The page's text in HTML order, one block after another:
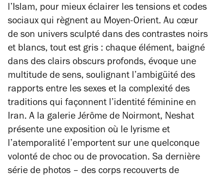
l’Islam, pour mieux éclairer les tensions et codes
sociaux qui règnent au Moyen-Orient. Au cœur
de son univers sculpté dans des contrastes noirs
et blancs, tout est gris : chaque élément, baigné
dans des clairs obscurs profonds, évoque une
multitude de sens, soulignant l’ambigüité des
rapports entre les sexes et la complexité des
traditions qui façonnent l’identité féminine en
Iran. A la galerie Jérôme de Noirmont, Neshat
présente une exposition où le lyrisme et
l’atemporalité l’emportent sur une quelconque
volonté de choc ou de provocation. Sa dernière
série de photos – des corps recouverts de